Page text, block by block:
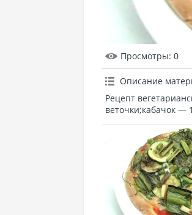
Просмотры: 0
Описание
Рецепт
веточки;кабачок —